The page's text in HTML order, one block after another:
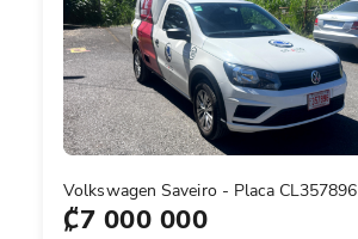
Volkswagen Saveiro - Placa CL357896
₡7 000 000